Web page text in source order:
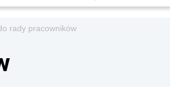
rady pracowników